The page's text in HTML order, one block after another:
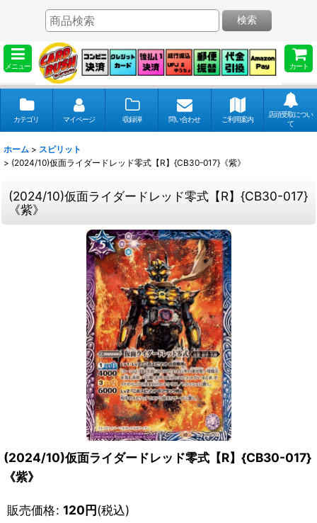
メニュー カート
検索
カテゴリ マイページ 収録弾 問い合わせ ご利用案内
店頭受取につい
て
ホーム > スピリット
> (2024/10)仮面ライダードレッド零式【R】{CB30-017}《紫》
(2024/10)仮面ライダードレッド零式【R】{CB30-017}
《紫》
(2024/10)仮面ライダードレッド零式【R】{CB30-017}
《紫》
販売価格: 120円(税込)